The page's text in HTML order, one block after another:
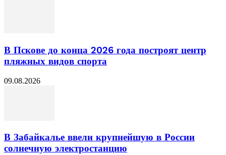
В Пскове до конца 2026 года построят центр
пляжных видов спорта
09.08.2026
В Забайкалье ввели крупнейшую в России
солнечную электростанцию